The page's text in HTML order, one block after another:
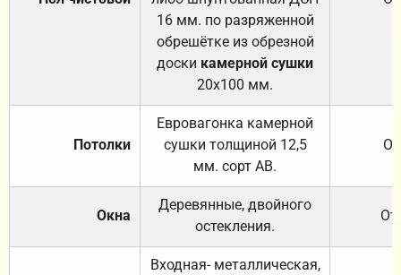
16 мм. по разряженной
обрешётке из обрезной
доски камерной сушки
20х100 мм.
Потолки
Евровагонка камерной
сушки толщиной 12,5
мм. сорт АВ.
Окна
Деревянные, двойного
остекления.
Входная- металлическая,